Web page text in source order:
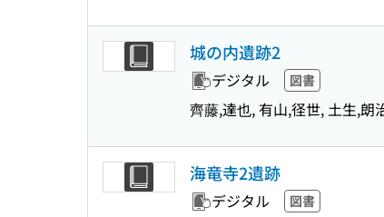
城の内遺跡2
デジタル 図書
齊藤,達也, 有山,径世, 土生,朗
海竜寺2遺跡
デジタル 図書